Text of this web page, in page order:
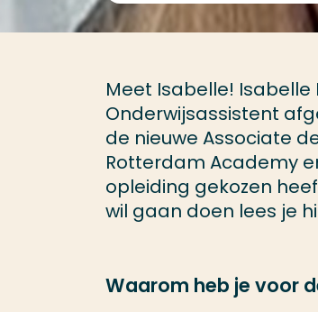
Meet Isabelle!
Onderwijsassistent
de nieuwe Associate
Rotterdam Academy
opleiding gekozen
wil gaan doen lees je
Waarom heb je voor